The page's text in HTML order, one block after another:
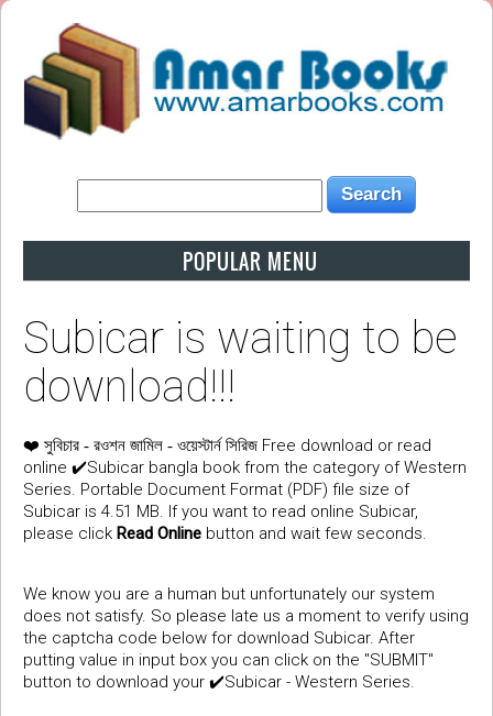
POPULAR MENU
Subicar is waiting to be
download!!!
❤️ সুবিচার - রওশন জামিল - ওয়েস্টার্ন সিরিজ Free download or read
online ✔️Subicar bangla book from the category of Western
Series. Portable Document Format (PDF) file size of
Subicar is 4.51 MB. If you want to read online Subicar,
please click Read Online button and wait few seconds.
We know you are a human but unfortunately our system
does not satisfy. So please late us a moment to verify using
the captcha code below for download Subicar. After
putting value in input box you can click on the "SUBMIT"
button to download your ✔️Subicar - Western Series.